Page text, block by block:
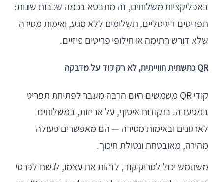
באפליקציות משלוחים, זה מתבטא בכמה שכבות שונות:
תפריטים דיגיטליים, תשלומים ללא מגע, ואימות מסירה
שלא דורש חתימה או חילופי פריטים פיזיים.
QR כתשתית חווייתית, לא רק קוד על מדבקה
קודי QR משמשים היום הרבה מעבר לפתיחת תפריט
במסעדה. בנקודות איסוף, על אריזות, במשלוחים
לארגונים ובאימות מסירה — הם מאפשרים פעולה
מהירה, מאובטחת ונטולת חיכוך.
משתמש יכול לסרוק קוד, לזהות את עצמו, לגשת לפרטי